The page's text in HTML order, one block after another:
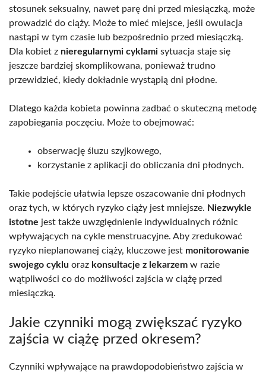
stosunek seksualny, nawet parę dni przed miesiączką, może
prowadzić do ciąży. Może to mieć miejsce, jeśli owulacja
nastąpi w tym czasie lub bezpośrednio przed miesiączką.
Dla kobiet z nieregularnymi cyklami sytuacja staje się
jeszcze bardziej skomplikowana, ponieważ trudno
przewidzieć, kiedy dokładnie wystąpią dni płodne.
Dlatego każda kobieta powinna zadbać o skuteczną metodę
zapobiegania poczęciu. Może to obejmować:
obserwację śluzu szyjkowego,
korzystanie z aplikacji do obliczania dni płodnych.
Takie podejście ułatwia lepsze oszacowanie dni płodnych
oraz tych, w których ryzyko ciąży jest mniejsze. Niezwykle
istotne jest także uwzględnienie indywidualnych różnic
wpływających na cykle menstruacyjne. Aby zredukować
ryzyko nieplanowanej ciąży, kluczowe jest monitorowanie
swojego cyklu oraz konsultacje z lekarzem w razie
wątpliwości co do możliwości zajścia w ciążę przed
miesiączką.
Jakie czynniki mogą zwiększać ryzyko
zajścia w ciążę przed okresem?
Czynniki wpływające na prawdopodobieństwo zajścia w